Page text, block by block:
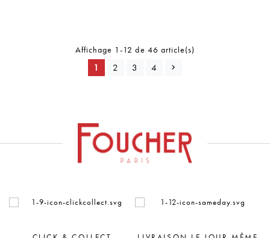
Affichage 1-12 de 46 article(s)
1 2 3 4